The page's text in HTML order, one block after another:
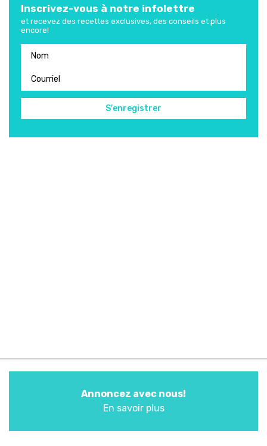
Inscrivez-vous à notre infolettre
et recevez des recettes exclusives, des conseils et plus
encore!
Annoncez avec nous!
En savoir plus